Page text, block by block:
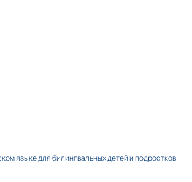
языке для билингвальных детей и подростков